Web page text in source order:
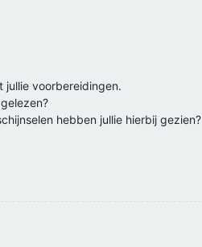
jullie voorbereidingen.
hebben jullie hierbij gezien?